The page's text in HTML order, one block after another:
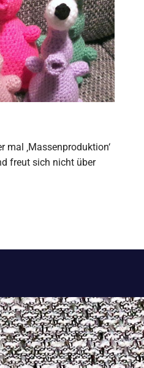
mal ‚Massenproduktion‘
freut sich nicht über